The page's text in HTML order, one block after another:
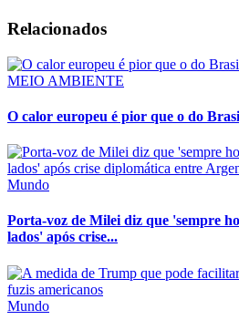
Relacionados
MEIO AMBIENTE
O calor europeu é pior que o do
Mundo
Porta-voz de Milei diz que 'sempre
lados' após crise...
Mundo